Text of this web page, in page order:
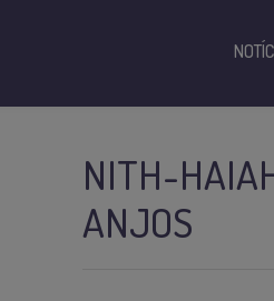
NITH-
ANJOS